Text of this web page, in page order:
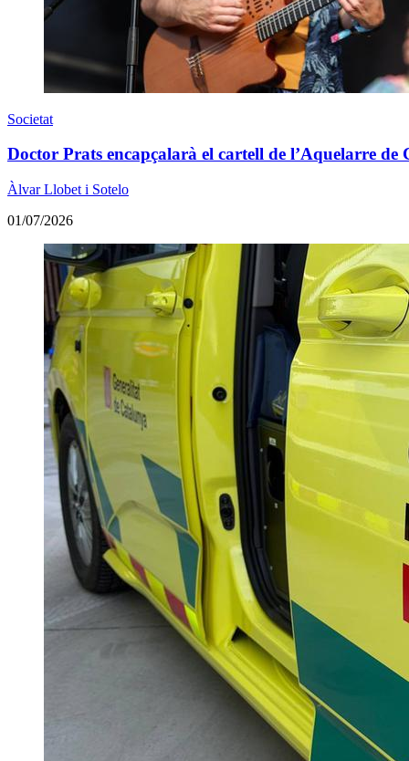
Societat
Doctor Prats encapçalarà el cartell de l’Aquelarre de
Àlvar Llobet i Sotelo
01/07/2026